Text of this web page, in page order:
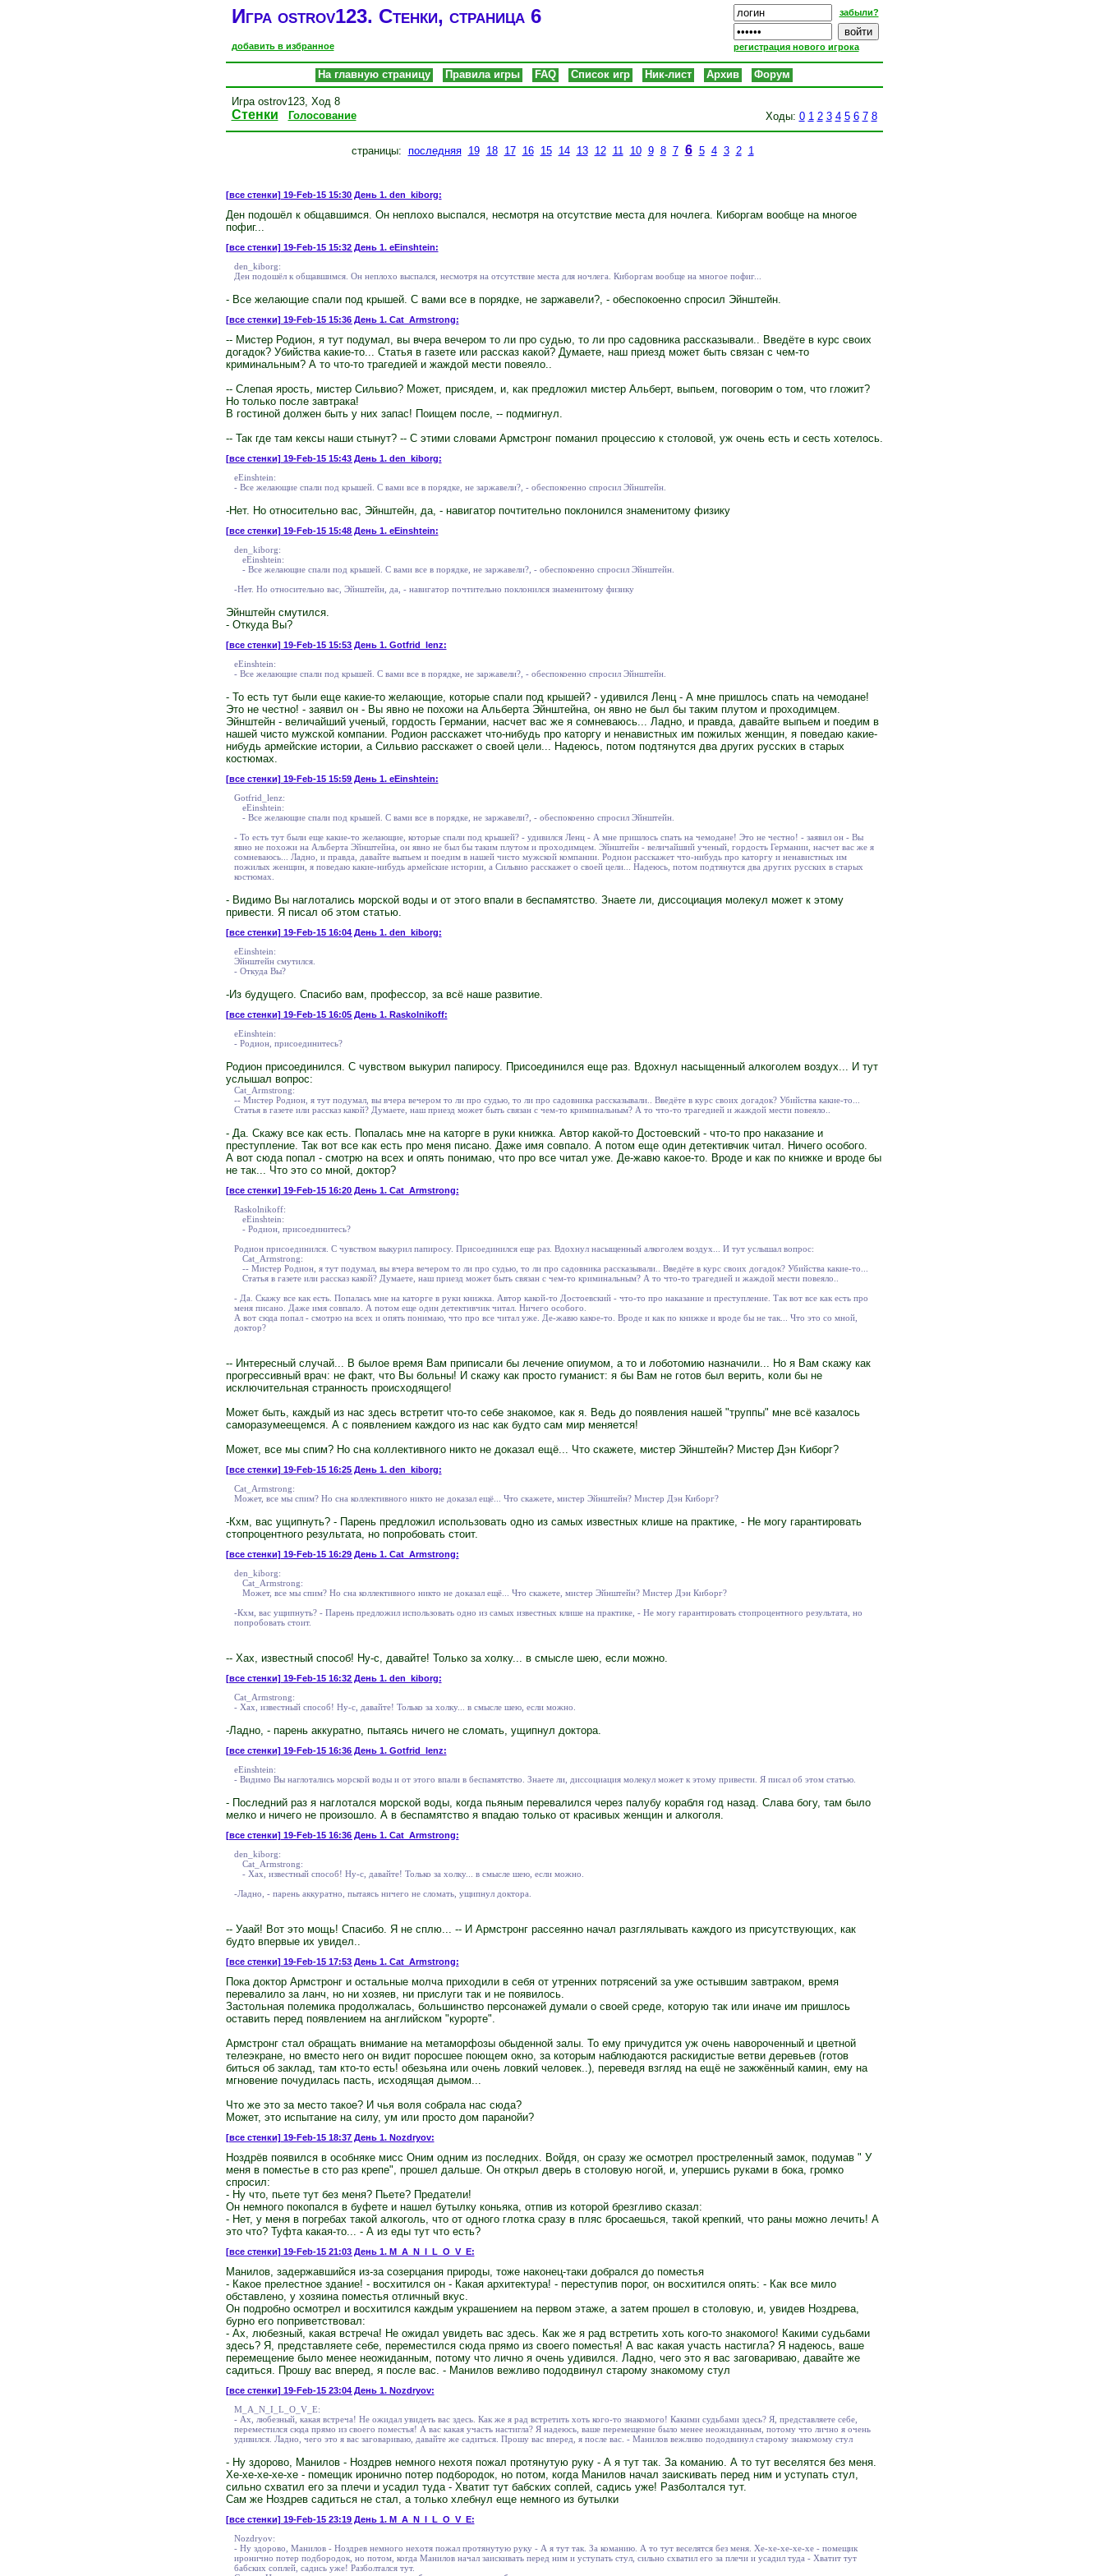
Игра ostrov123. Стенки, страница 6
добавить в избранное
забыли?
регистрация нового игрока
На главную страницу Правила игры FAQ Список игр Ник-лист Архив Форум
Игра ostrov123, Ход 8
Стенки Голосование Ходы: 0 1 2 3 4 5 6 7 8
страницы: последняя 19 18 17 16 15 14 13 12 11 10 9 8 7 6 5 4 3 2 1
[все стенки] 19-Feb-15 15:30 День 1. den_kiborg:
Ден подошёл к общавшимся. Он неплохо выспался, несмотря на отсутствие места для ночлега. Киборгам вообще на многое
пофиг...
[все стенки] 19-Feb-15 15:32 День 1. eEinshtein:
den_kiborg:
Ден подошёл к общавшимся. Он неплохо выспался, несмотря на отсутствие места для ночлега. Киборгам вообще на многое пофиг...
- Все желающие спали под крышей. С вами все в порядке, не заржавели?, - обеспокоенно спросил Эйнштейн.
[все стенки] 19-Feb-15 15:36 День 1. Cat_Armstrong:
-- Мистер Родион, я тут подумал, вы вчера вечером то ли про судью, то ли про садовника рассказывали.. Введёте в курс своих
догадок? Убийства какие-то... Статья в газете или рассказ какой? Думаете, наш приезд может быть связан с чем-то
криминальным? А то что-то трагедией и жаждой мести повеяло..
-- Слепая ярость, мистер Сильвио? Может, присядем, и, как предложил мистер Альберт, выпьем, поговорим о том, что гложит?
Но только после завтрака!
В гостиной должен быть у них запас! Поищем после, -- подмигнул.
-- Так где там кексы наши стынут? -- С этими словами Армстронг поманил процессию к столовой, уж очень есть и сесть хотелось.
[все стенки] 19-Feb-15 15:43 День 1. den_kiborg:
eEinshtein:
- Все желающие спали под крышей. С вами все в порядке, не заржавели?, - обеспокоенно спросил Эйнштейн.
-Нет. Но относительно вас, Эйнштейн, да, - навигатор почтительно поклонился знаменитому физику
[все стенки] 19-Feb-15 15:48 День 1. eEinshtein:
den_kiborg:
eEinshtein:
- Все желающие спали под крышей. С вами все в порядке, не заржавели?, - обеспокоенно спросил Эйнштейн.
-Нет. Но относительно вас, Эйнштейн, да, - навигатор почтительно поклонился знаменитому физику
Эйнштейн смутился.
- Откуда Вы?
[все стенки] 19-Feb-15 15:53 День 1. Gotfrid_lenz:
eEinshtein:
- Все желающие спали под крышей. С вами все в порядке, не заржавели?, - обеспокоенно спросил Эйнштейн.
- То есть тут были еще какие-то желающие, которые спали под крышей? - удивился Ленц - А мне пришлось спать на чемодане!
Это не честно! - заявил он - Вы явно не похожи на Альберта Эйнштейна, он явно не был бы таким плутом и проходимцем.
Эйнштейн - величайший ученый, гордость Германии, насчет вас же я сомневаюсь... Ладно, и правда, давайте выпьем и поедим в
нашей чисто мужской компании. Родион расскажет что-нибудь про каторгу и ненавистных им пожилых женщин, я поведаю какие-
нибудь армейские истории, а Сильвио расскажет о своей цели... Надеюсь, потом подтянутся два других русских в старых
костюмах.
[все стенки] 19-Feb-15 15:59 День 1. eEinshtein:
Gotfrid_lenz:
eEinshtein:
- Все желающие спали под крышей. С вами все в порядке, не заржавели?, - обеспокоенно спросил Эйнштейн.
- То есть тут были еще какие-то желающие, которые спали под крышей? - удивился Ленц - А мне пришлось спать на чемодане! Это не честно! - заявил он - Вы
явно не похожи на Альберта Эйнштейна, он явно не был бы таким плутом и проходимцем. Эйнштейн - величайший ученый, гордость Германии, насчет вас же я
сомневаюсь... Ладно, и правда, давайте выпьем и поедим в нашей чисто мужской компании. Родион расскажет что-нибудь про каторгу и ненавистных им
пожилых женщин, я поведаю какие-нибудь армейские истории, а Сильвио расскажет о своей цели... Надеюсь, потом подтянутся два других русских в старых
костюмах.
- Видимо Вы наглотались морской воды и от этого впали в беспамятство. Знаете ли, диссоциация молекул может к этому
привести. Я писал об этом статью.
[все стенки] 19-Feb-15 16:04 День 1. den_kiborg:
eEinshtein:
Эйнштейн смутился.
- Откуда Вы?
-Из будущего. Спасибо вам, профессор, за всё наше развитие.
[все стенки] 19-Feb-15 16:05 День 1. Raskolnikoff:
eEinshtein:
- Родион, присоединитесь?
Родион присоединился. С чувством выкурил папиросу. Присоединился еще раз. Вдохнул насыщенный алкоголем воздух... И тут
услышал вопрос:
Cat_Armstrong:
-- Мистер Родион, я тут подумал, вы вчера вечером то ли про судью, то ли про садовника рассказывали.. Введёте в курс своих догадок? Убийства какие-то...
Статья в газете или рассказ какой? Думаете, наш приезд может быть связан с чем-то криминальным? А то что-то трагедией и жаждой мести повеяло..
- Да. Скажу все как есть. Попалась мне на каторге в руки книжка. Автор какой-то Достоевский - что-то про наказание и
преступление. Так вот все как есть про меня писано. Даже имя совпало. А потом еще один детективчик читал. Ничего особого.
А вот сюда попал - смотрю на всех и опять понимаю, что про все читал уже. Де-жавю какое-то. Вроде и как по книжке и вроде бы
не так... Что это со мной, доктор?
[все стенки] 19-Feb-15 16:20 День 1. Cat_Armstrong:
Raskolnikoff:
eEinshtein:
- Родион, присоединитесь?
Родион присоединился. С чувством выкурил папиросу. Присоединился еще раз. Вдохнул насыщенный алкоголем воздух... И тут услышал вопрос:
Cat_Armstrong:
-- Мистер Родион, я тут подумал, вы вчера вечером то ли про судью, то ли про садовника рассказывали.. Введёте в курс своих догадок? Убийства какие-то...
Статья в газете или рассказ какой? Думаете, наш приезд может быть связан с чем-то криминальным? А то что-то трагедией и жаждой мести повеяло..
- Да. Скажу все как есть. Попалась мне на каторге в руки книжка. Автор какой-то Достоевский - что-то про наказание и преступление. Так вот все как есть про
меня писано. Даже имя совпало. А потом еще один детективчик читал. Ничего особого.
А вот сюда попал - смотрю на всех и опять понимаю, что про все читал уже. Де-жавю какое-то. Вроде и как по книжке и вроде бы не так... Что это со мной,
доктор?
-- Интересный случай... В былое время Вам приписали бы лечение опиумом, а то и лоботомию назначили... Но я Вам скажу как
прогрессивный врач: не факт, что Вы больны! И скажу как просто гуманист: я бы Вам не готов был верить, коли бы не
исключительная странность происходящего!
Может быть, каждый из нас здесь встретит что-то себе знакомое, как я. Ведь до появления нашей "труппы" мне всё казалось
саморазумеещемся. А с появлением каждого из нас как будто сам мир меняется!
Может, все мы спим? Но сна коллективного никто не доказал ещё... Что скажете, мистер Эйнштейн? Мистер Дэн Киборг?
[все стенки] 19-Feb-15 16:25 День 1. den_kiborg:
Cat_Armstrong:
Может, все мы спим? Но сна коллективного никто не доказал ещё... Что скажете, мистер Эйнштейн? Мистер Дэн Киборг?
-Кхм, вас ущипнуть? - Парень предложил использовать одно из самых известных клише на практике, - Не могу гарантировать
стопроцентного результата, но попробовать стоит.
[все стенки] 19-Feb-15 16:29 День 1. Cat_Armstrong:
den_kiborg:
Cat_Armstrong:
Может, все мы спим? Но сна коллективного никто не доказал ещё... Что скажете, мистер Эйнштейн? Мистер Дэн Киборг?
-Кхм, вас ущипнуть? - Парень предложил использовать одно из самых известных клише на практике, - Не могу гарантировать стопроцентного результата, но
попробовать стоит.
-- Хах, известный способ! Ну-с, давайте! Только за холку... в смысле шею, если можно.
[все стенки] 19-Feb-15 16:32 День 1. den_kiborg:
Cat_Armstrong:
- Хах, известный способ! Ну-с, давайте! Только за холку... в смысле шею, если можно.
-Ладно, - парень аккуратно, пытаясь ничего не сломать, ущипнул доктора.
[все стенки] 19-Feb-15 16:36 День 1. Gotfrid_lenz:
eEinshtein:
- Видимо Вы наглотались морской воды и от этого впали в беспамятство. Знаете ли, диссоциация молекул может к этому привести. Я писал об этом статью.
- Последний раз я наглотался морской воды, когда пьяным перевалился через палубу корабля год назад. Слава богу, там было
мелко и ничего не произошло. А в беспамятство я впадаю только от красивых женщин и алкоголя.
[все стенки] 19-Feb-15 16:36 День 1. Cat_Armstrong:
den_kiborg:
Cat_Armstrong:
- Хах, известный способ! Ну-с, давайте! Только за холку... в смысле шею, если можно.
-Ладно, - парень аккуратно, пытаясь ничего не сломать, ущипнул доктора.
-- Уаай! Вот это мощь! Спасибо. Я не сплю... -- И Армстронг рассеянно начал разглялывать каждого из присутствующих, как
будто впервые их увидел..
[все стенки] 19-Feb-15 17:53 День 1. Cat_Armstrong:
Пока доктор Армстронг и остальные молча приходили в себя от утренних потрясений за уже остывшим завтраком, время
перевалило за ланч, но ни хозяев, ни прислуги так и не появилось.
Застольная полемика продолжалась, большинство персонажей думали о своей среде, которую так или иначе им пришлось
оставить перед появлением на английском "курорте".
Армстронг стал обращать внимание на метаморфозы обыденной залы. То ему причудится уж очень навороченный и цветной
телеэкране, но вместо него он видит поросшее поющем окно, за которым наблюдаются раскидистые ветви деревьев (готов
биться об заклад, там кто-то есть! обезьяна или очень ловкий человек..), переведя взгляд на ещё не зажжённый камин, ему на
мгновение почудилась пасть, исходящая дымом...
Что же это за место такое? И чья воля собрала нас сюда?
Может, это испытание на силу, ум или просто дом паранойи?
[все стенки] 19-Feb-15 18:37 День 1. Nozdryov:
Ноздрёв появился в особняке мисс Оним одним из последних. Войдя, он сразу же осмотрел простреленный замок, подумав " У
меня в поместье в сто раз крепе", прошел дальше. Он открыл дверь в столовую ногой, и, упершись руками в бока, громко
спросил:
- Ну что, пьете тут без меня? Пьете? Предатели!
Он немного покопался в буфете и нашел бутылку коньяка, отпив из которой брезгливо сказал:
- Нет, у меня в погребах такой алкоголь, что от одного глотка сразу в пляс бросаешься, такой крепкий, что раны можно лечить! А
это что? Туфта какая-то... - А из еды тут что есть?
[все стенки] 19-Feb-15 21:03 День 1. M_A_N_I_L_O_V_E:
Манилов, задержавшийся из-за созерцания природы, тоже наконец-таки добрался до поместья
- Какое прелестное здание! - восхитился он - Какая архитектура! - переступив порог, он восхитился опять: - Как все мило
обставлено, у хозяина поместья отличный вкус.
Он подробно осмотрел и восхитился каждым украшением на первом этаже, а затем прошел в столовую, и, увидев Ноздрева,
бурно его поприветствовал:
- Ах, любезный, какая встреча! Не ожидал увидеть вас здесь. Как же я рад встретить хоть кого-то знакомого! Какими судьбами
здесь? Я, представляете себе, переместился сюда прямо из своего поместья! А вас какая участь настигла? Я надеюсь, ваше
перемещение было менее неожиданным, потому что лично я очень удивился. Ладно, чего это я вас заговариваю, давайте же
садиться. Прошу вас вперед, я после вас. - Манилов вежливо пододвинул старому знакомому стул
[все стенки] 19-Feb-15 23:04 День 1. Nozdryov:
M_A_N_I_L_O_V_E:
- Ах, любезный, какая встреча! Не ожидал увидеть вас здесь. Как же я рад встретить хоть кого-то знакомого! Какими судьбами здесь? Я, представляете себе,
переместился сюда прямо из своего поместья! А вас какая участь настигла? Я надеюсь, ваше перемещение было менее неожиданным, потому что лично я очень
удивился. Ладно, чего это я вас заговариваю, давайте же садиться. Прошу вас вперед, я после вас. - Манилов вежливо пододвинул старому знакомому стул
- Ну здорово, Манилов - Ноздрев немного нехотя пожал протянутую руку - А я тут так. За команию. А то тут веселятся без меня.
Хе-хе-хе-хе-хе - помещик иронично потер подбородок, но потом, когда Манилов начал заискивать перед ним и уступать стул,
сильно схватил его за плечи и усадил туда - Хватит тут бабских соплей, садись уже! Разболтался тут.
Сам же Ноздрев садиться не стал, а только хлебнул еще немного из бутылки
[все стенки] 19-Feb-15 23:19 День 1. M_A_N_I_L_O_V_E:
Nozdryov:
- Ну здорово, Манилов - Ноздрев немного нехотя пожал протянутую руку - А я тут так. За команию. А то тут веселятся без меня. Хе-хе-хе-хе-хе - помещик
иронично потер подбородок, но потом, когда Манилов начал заискивать перед ним и уступать стул, сильно схватил его за плечи и усадил туда - Хватит тут
бабских соплей, садись уже! Разболтался тут.